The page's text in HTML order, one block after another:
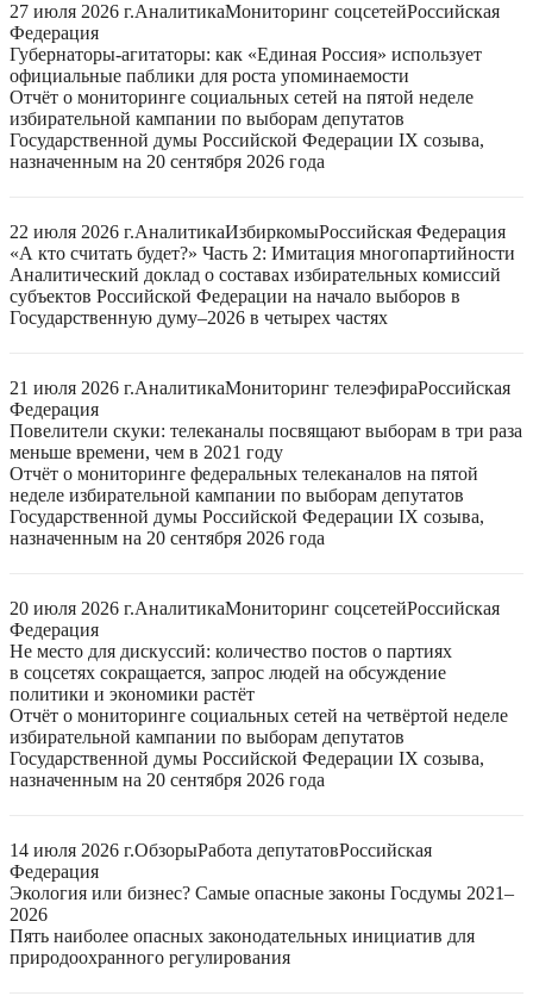
27 июля 2026 г.АналитикаМониторинг соцсетейРоссийская
Федерация
Губернаторы-агитаторы: как «Единая Россия» использует
официальные паблики для роста упоминаемости
Отчёт о мониторинге социальных сетей на пятой неделе
избирательной кампании по выборам депутатов
Государственной думы Российской Федерации IX созыва,
назначенным на 20 сентября 2026 года
22 июля 2026 г.АналитикаИзбиркомыРоссийская Федерация
«А кто считать будет?» Часть 2: Имитация многопартийности
Аналитический доклад о составах избирательных комиссий
субъектов Российской Федерации на начало выборов в
Государственную думу–2026 в четырех частях
21 июля 2026 г.АналитикаМониторинг телеэфираРоссийская
Федерация
Повелители скуки: телеканалы посвящают выборам в три раза
меньше времени, чем в 2021 году
Отчёт о мониторинге федеральных телеканалов на пятой
неделе избирательной кампании по выборам депутатов
Государственной думы Российской Федерации IX созыва,
назначенным на 20 сентября 2026 года
20 июля 2026 г.АналитикаМониторинг соцсетейРоссийская
Федерация
Не место для дискуссий: количество постов о партиях
в соцсетях сокращается, запрос людей на обсуждение
политики и экономики растёт
Отчёт о мониторинге социальных сетей на четвёртой неделе
избирательной кампании по выборам депутатов
Государственной думы Российской Федерации IX созыва,
назначенным на 20 сентября 2026 года
14 июля 2026 г.ОбзорыРабота депутатовРоссийская
Федерация
Экология или бизнес? Самые опасные законы Госдумы 2021–
2026
Пять наиболее опасных законодательных инициатив для
природоохранного регулирования